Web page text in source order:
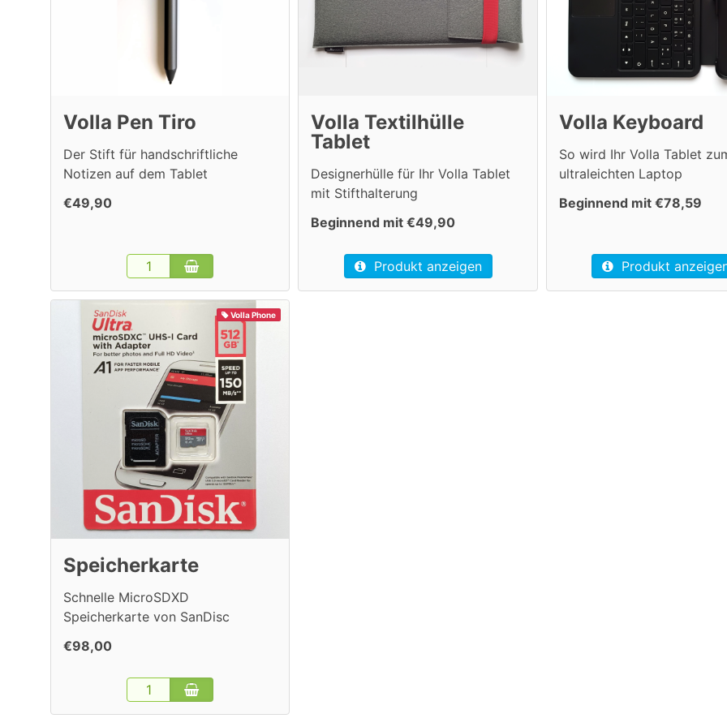
Volla Pen Tiro
Der Stift für handschriftliche
Notizen auf dem Tablet
€49,90
Volla Textilhülle
Tablet
Designerhülle für Ihr Volla Tablet
mit Stifthalterung
Beginnend mit €49,90
Produkt anzeigen
Volla Keyboard
So wird Ihr Volla Tablet
ultraleichten Laptop
Beginnend mit €78,59
Produkt
Volla Phone
Speicherkarte
Schnelle MicroSDXD
Speicherkarte von SanDisc
€98,00